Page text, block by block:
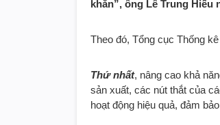
khăn”, ông Lê Trung Hiếu
Theo đó, Tổng cục Thống
Thứ nhất, nâng cao khả
sản xuất, các nút thắt của
hoạt động hiệu quả, đảm